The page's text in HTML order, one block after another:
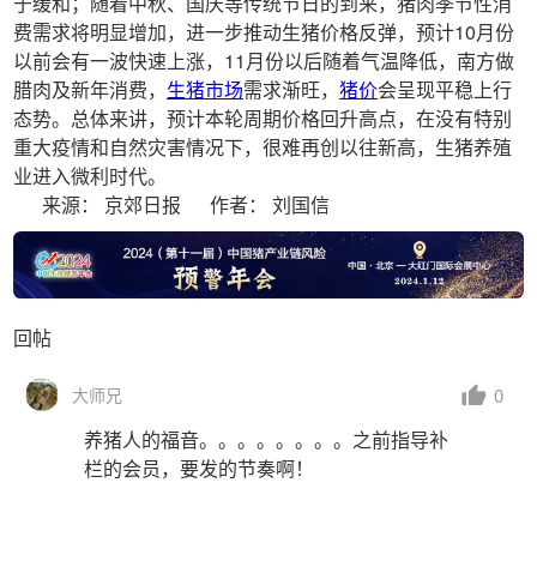
费需求将明显增加，进一步推动生猪价格反弹，预计10月份
以前会有一波快速上涨，11月份以后随着气温降低，南方做
腊肉及新年消费， 生猪市场需求渐旺， 猪价会呈现平稳上行
态势。总体来讲，预计本轮周期价格回升高点，在没有特别
重大疫情和自然灾害情况下，很难再创以往新高，生猪养殖
业进入微利时代。
来源： 京郊日报 作者： 刘国信
回帖
大师兄 0
养猪人的福音。。。。。。。。之前指导补
栏的会员，要发的节奏啊！